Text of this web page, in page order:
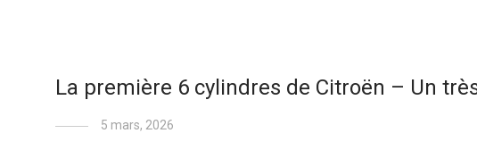
La première 6 cylindres de Citroën – Un
5 mars, 2026